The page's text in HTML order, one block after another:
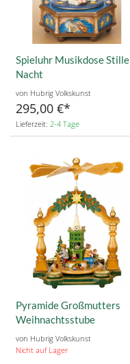
Spieluhr Musikdose Stille
Nacht
von Hubrig Volkskunst
295,00 €
Lieferzeit: 2-4 Tage
Pyramide Großmutters
Weihnachtsstube
von Hubrig Volkskunst
Nicht auf Lager